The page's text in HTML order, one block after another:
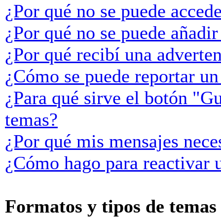
¿Por qué no se puede
¿Por qué no se puede
¿Por qué recibí una
¿Cómo se puede reportar
¿Para qué sirve el botón
temas?
¿Por qué mis mensajes
¿Cómo hago para reactivar
Formatos y tipos de temas